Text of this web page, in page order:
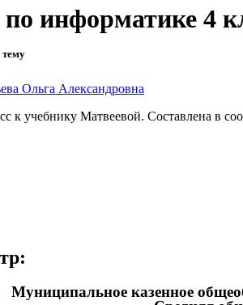
информатике 4
тему
Ольга Александровна
к учебнику Матвеевой. Составлена в
Муниципальное казенное